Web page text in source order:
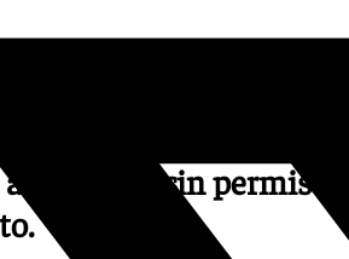
sorprende a un
almendras sin